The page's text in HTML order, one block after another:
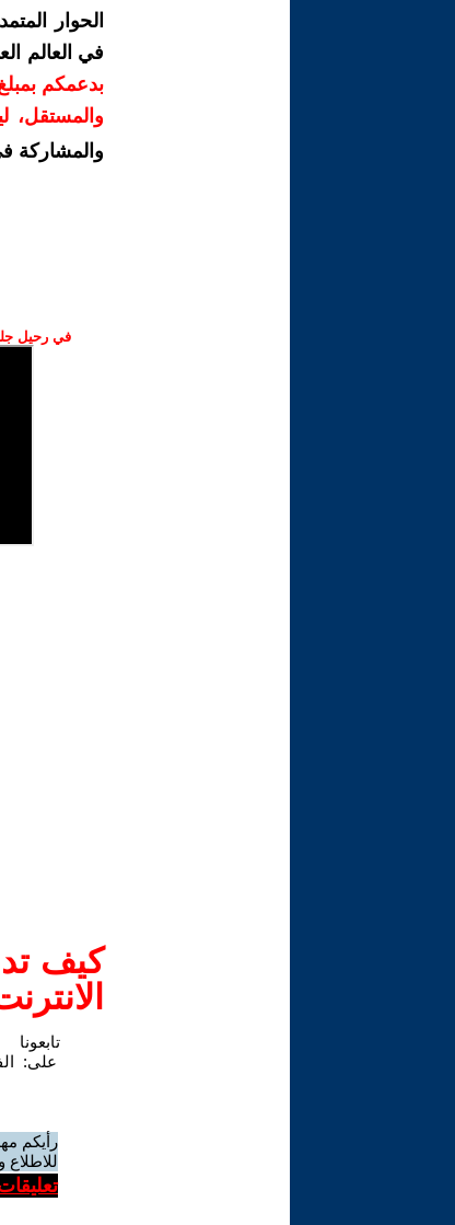
الحوار
في العالم
والمستقل،
والمشاركة
في رحيل
كيف
تابعونا
على:
رأيكم